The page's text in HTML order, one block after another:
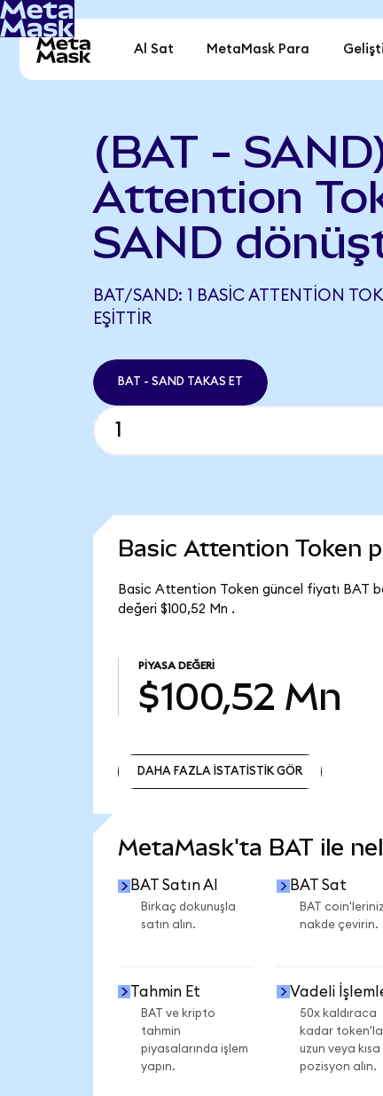
Al Sat MetaMask Para
(BAT -
Attention
SAND
BAT/SAND: 1 BASIC ATTENTION
EŞITTIR
BAT - SAND TAKAS ET
Basic Attention Token
Basic Attention Token güncel fiyatı BAT
değeri $100,52 Mn .
PIYASA DEĞERI
$100,52 Mn
DAHA FAZLA İSTATİSTİK GÖR
MetaMask'ta BAT ile
BAT Satın Al
Birkaç dokunuşla
satın alın.
BAT Sat
BAT
nakde çevirin.
Tahmin Et
BAT ve kripto
tahmin
piyasalarında işlem
yapın.
Vadeli
50x kaldıraca
kadar
uzun veya kısa
pozisyon alın.